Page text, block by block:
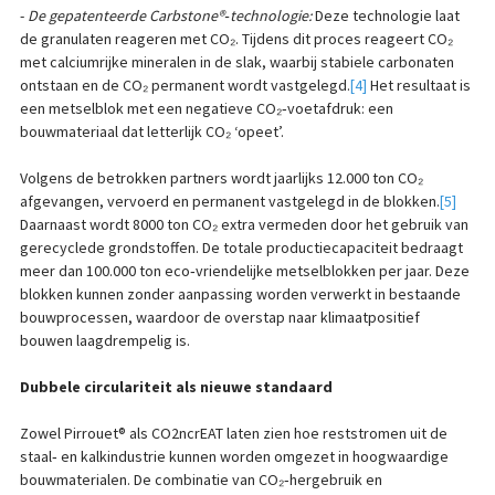
-De gepatenteerde Carbstone®‑technologie:Deze technologie laat
de granulaten reageren met CO₂. Tijdens dit proces reageert CO₂
met calciumrijke mineralen in de slak, waarbij stabiele carbonaten
ontstaan en de CO₂ permanent wordt vastgelegd.[4] Het resultaat is
een metselblok met een negatieve CO₂‑voetafdruk: een
bouwmateriaal dat letterlijk CO₂ ‘opeet’.
Volgens de betrokken partners wordt jaarlijks 12.000 ton CO₂
afgevangen, vervoerd en permanent vastgelegd in de blokken.[5]
Daarnaast wordt 8000 ton CO₂ extra vermeden door het gebruik van
gerecyclede grondstoffen. De totale productiecapaciteit bedraagt
meer dan 100.000 ton eco‑vriendelijke metselblokken per jaar. Deze
blokken kunnen zonder aanpassing worden verwerkt in bestaande
bouwprocessen, waardoor de overstap naar klimaatpositief
bouwen laagdrempelig is.
Dubbele circulariteit als nieuwe standaard
Zowel Pirrouet® als CO2ncrEAT laten zien hoe reststromen uit de
staal‑ en kalkindustrie kunnen worden omgezet in hoogwaardige
bouwmaterialen. De combinatie van CO₂‑hergebruik en